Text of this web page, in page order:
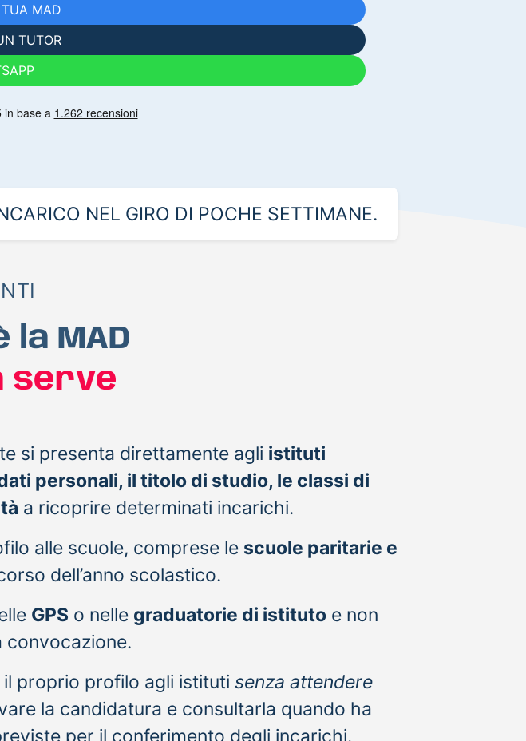
MAD
TUTOR
NEL GIRO DI POCHE SETTIMANE.
la MAD
serve
si presenta direttamente agli istituti
personali, il titolo di studio, le classi di
a ricoprire determinati incarichi.
alle scuole, comprese le scuole paritarie e
dell’anno scolastico.
GPS o nelle graduatorie di istituto e non
convocazione.
proprio profilo agli istituti senza attendere
la candidatura e consultarla quando ha
per il conferimento degli incarichi.